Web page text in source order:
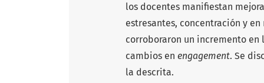
los docentes manifiestan
estresantes, concentración y
corroboraron un incremento en
cambios en engagement. Se
la descrita.